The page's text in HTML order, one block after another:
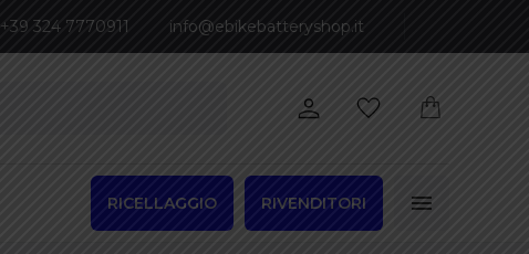
+39 324 7770911 info@ebikebatteryshop.it
RICELLAGGIO RIVENDITORI